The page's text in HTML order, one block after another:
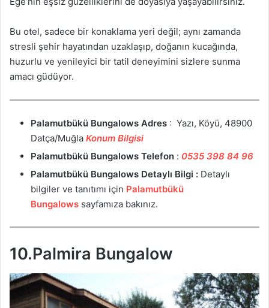
Bu otel, sadece bir konaklama yeri değil; aynı zamanda
stresli şehir hayatından uzaklaşıp, doğanın kucağında,
huzurlu ve yenileyici bir tatil deneyimini sizlere sunma
amacı güdüyor.
Palamutbükü Bungalows Adres : Yazı, Köyü, 48900
Datça/Muğla Konum Bilgisi
Palamutbükü Bungalows Telefon : 0535 398 84 96
Palamutbükü Bungalows Detaylı Bilgi : Detaylı
bilgiler ve tanıtımı için Palamutbükü
Bungalows sayfamıza bakınız.
10.Palmira Bungalow